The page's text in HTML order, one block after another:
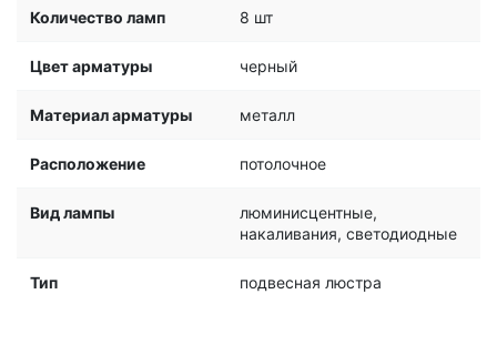
Количество ламп 8 шт
Цвет арматуры черный
Материал арматуры металл
Расположение потолочное
Вид лампы
люминисцентные,
накаливания, светодиодные
Тип подвесная люстра